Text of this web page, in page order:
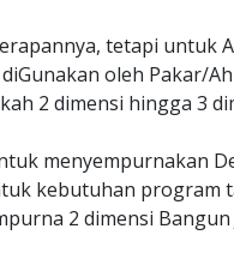
tetapi untuk
oleh Pakar/
2 dimensi hingga 3
menyempurnakan
kebutuhan program
2 dimensi Bangun